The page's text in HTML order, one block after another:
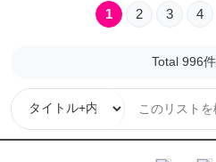
1 2 3 4
Total 996件